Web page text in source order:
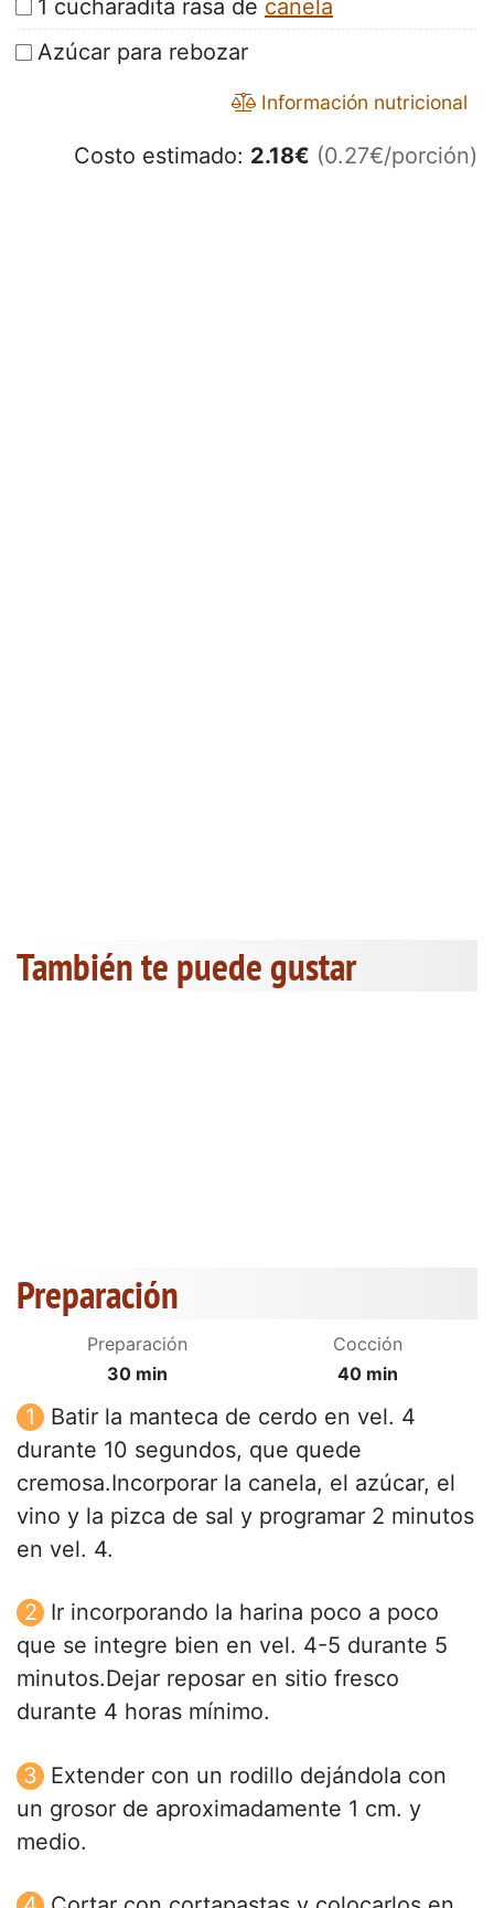
1 cucharadita rasa de canela
Azúcar para rebozar
Información nutricional
Costo estimado: 2.18€ (0.27€/porción)
También te puede gustar
Preparación
Preparación
30 min
Cocción
40 min
Batir la manteca de cerdo en vel. 4
durante 10 segundos, que quede
cremosa.Incorporar la canela, el azúcar, el
vino y la pizca de sal y programar 2 minutos
en vel. 4.
Ir incorporando la harina poco a poco
que se integre bien en vel. 4-5 durante 5
minutos.Dejar reposar en sitio fresco
durante 4 horas mínimo.
Extender con un rodillo dejándola con
un grosor de aproximadamente 1 cm. y
medio.